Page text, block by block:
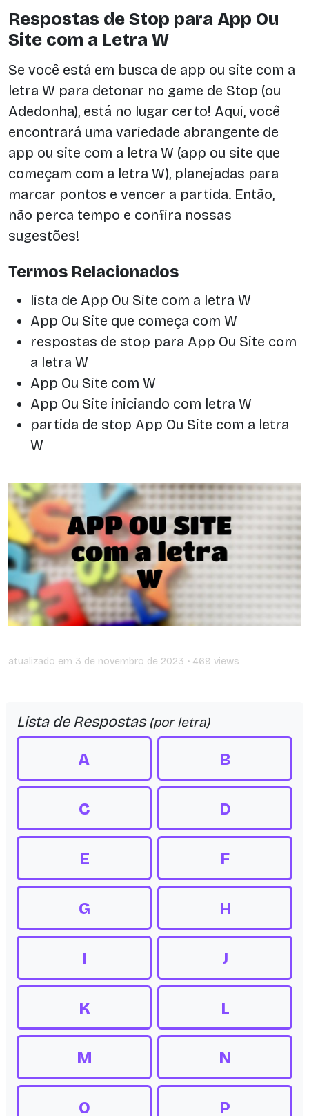
Respostas de Stop para App Ou
Site com a Letra W
Se você está em busca de app ou site com a
letra W para detonar no game de Stop (ou
Adedonha), está no lugar certo! Aqui, você
encontrará uma variedade abrangente de
app ou site com a letra W (app ou site que
começam com a letra W), planejadas para
marcar pontos e vencer a partida. Então,
não perca tempo e confira nossas
sugestões!
Termos Relacionados
lista de App Ou Site com a letra W
App Ou Site que começa com W
respostas de stop para App Ou Site com
a letra W
App Ou Site com W
App Ou Site iniciando com letra W
partida de stop App Ou Site com a letra
W
atualizado em 3 de novembro de 2023 • 469 views
Lista de Respostas (por letra)
A B
C D
E F
G H
I J
K L
M N
O P